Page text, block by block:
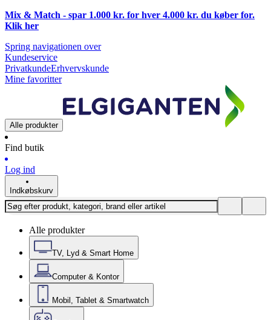
Mix & Match - spar 1.000 kr. for hver 4.000 kr. du køber for.
Klik her
Spring navigationen over
Kundeservice
PrivatkundeErhvervskunde
Mine favoritter
Alle produkter
Find butik
Log ind
Indkøbskurv
Alle produkter
TV, Lyd & Smart Home
Computer & Kontor
Mobil, Tablet & Smartwatch